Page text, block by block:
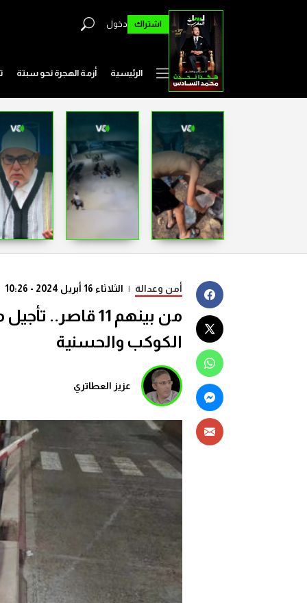
اشتراك دخول
الرئيسية أزمة الهجرة نحو سبتة
أمن وعدالة | الثلاثاء 16 أبريل 2024 - 10:26
الكوكب والحسنية
عزيز العطاتري